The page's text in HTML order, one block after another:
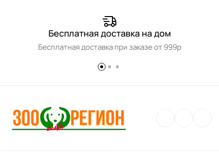
Бесплатная доставка на дом
Бесплатная доставка при заказе от 999р